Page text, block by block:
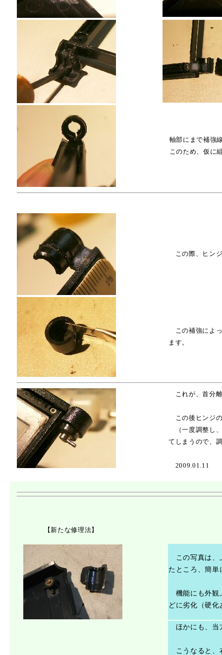
軸部にまで補強
このため、仮に
この際、ヒン
この補強によ
ます。
これが、首分
この後ヒンジ
（一度調整し
てしまうので、
2009.01.11
【新たな修理法】
この写真は、
たところ、簡
機能にも外観
どに劣化（硬
ほかにも、当
こうなると、